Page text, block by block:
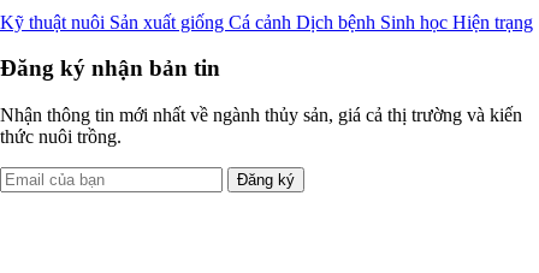
Kỹ thuật nuôi Sản xuất giống Cá cảnh Dịch bệnh Sinh học Hiện trạng
Đăng ký nhận bản tin
Nhận thông tin mới nhất về ngành thủy sản, giá cả thị trường và kiến
thức nuôi trồng.
Đăng ký